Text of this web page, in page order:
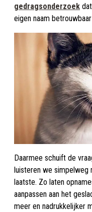
gedragsonderzoek
eigen naam
Daarmee schuift de
luisteren we simpelweg
laatste. Zo laten
aanpassen aan het
meer en nadrukkelijker